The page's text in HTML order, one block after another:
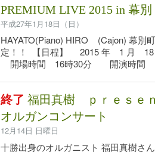
PREMIUM LIVE 2015 in 幕別
平成27年1月18日（日）
HAYATO(Piano) HIRO (Cajon) 幕別
定！！ 【日程】 2015 年 1 月 18
開場時間 16時30分 開演時間
終了 福田真樹 ｐｒｅｓｅ
オルガンコンサート
12月14日 日曜日
十勝出身のオルガニスト 福田真樹さ